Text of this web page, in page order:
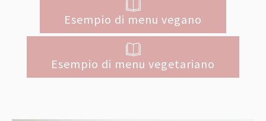
Esempio di menu vegano
Esempio di menu vegetariano